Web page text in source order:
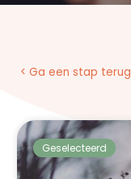
< Ga een stap terug
Geselecteerd